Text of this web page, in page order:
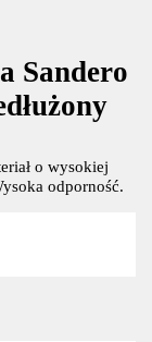
Sandero
o wysokiej
odporność.